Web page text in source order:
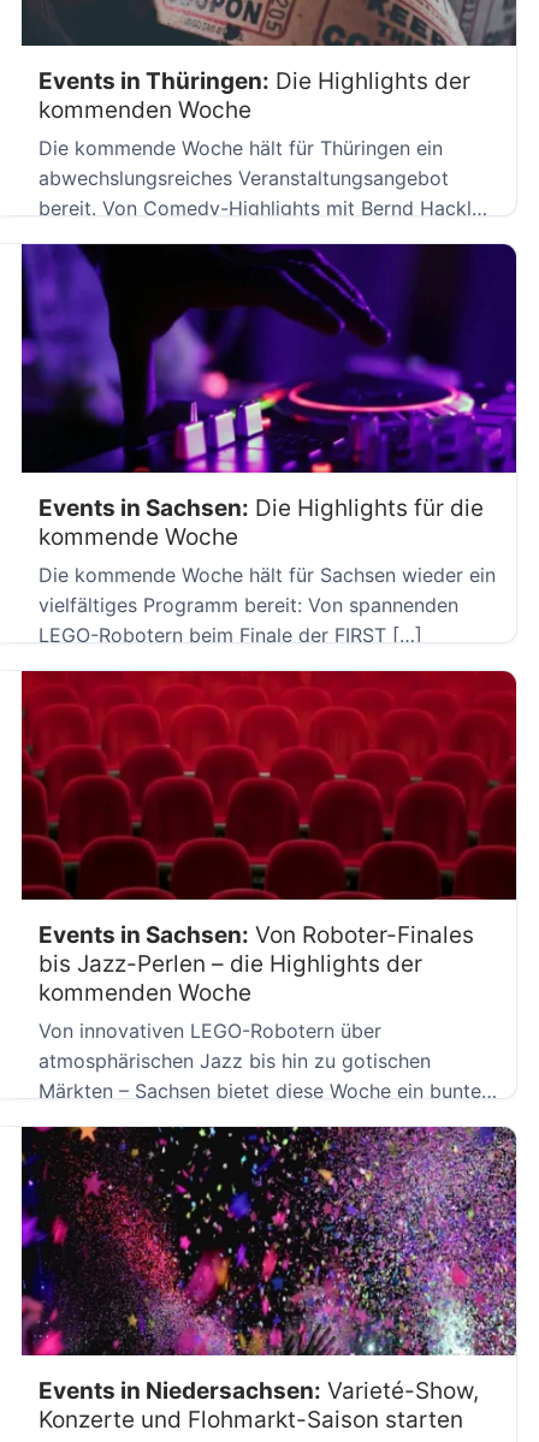
Events in Thüringen: Die Highlights der
kommenden Woche
Die kommende Woche hält für Thüringen ein
abwechslungsreiches Veranstaltungsangebot
bereit. Von Comedy-Highlights mit Bernd Hackl
über literarische Entdeckungen […]
Events in Sachsen: Die Highlights für die
kommende Woche
Die kommende Woche hält für Sachsen wieder ein
vielfältiges Programm bereit: Von spannenden
LEGO-Robotern beim Finale der FIRST […]
Events in Sachsen: Von Roboter-Finales
bis Jazz-Perlen – die Highlights der
kommenden Woche
Von innovativen LEGO-Robotern über
atmosphärischen Jazz bis hin zu gotischen
Märkten – Sachsen bietet diese Woche ein buntes
[…]
Events in Niedersachsen: Varieté-Show,
Konzerte und Flohmarkt-Saison starten